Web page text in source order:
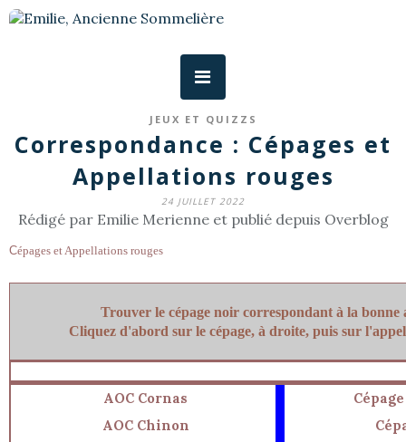
JEUX ET QUIZZS
Correspondance : Cépages et
Appellations rouges
24 JUILLET 2022
Rédigé par Emilie Merienne et publié depuis Overblog
Cépages et Appellations rouges
Trouver le cépage noir correspondant à la bonne
Cliquez d'abord sur le cépage, à droite, puis sur
AOC Cornas
AOC Chinon